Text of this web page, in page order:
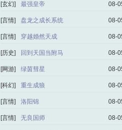
[玄幻] 最强皇帝 08-
[言情] 盘龙之成长系统 08-
[言情] 穿越婚然天成 08-
[历史] 回到天国当附马 08-
[网游] 绿茵彗星 08-
[科幻] 重生成狼 08-
[言情] 洛阳锦 08-
[言情] 无良国师 08-